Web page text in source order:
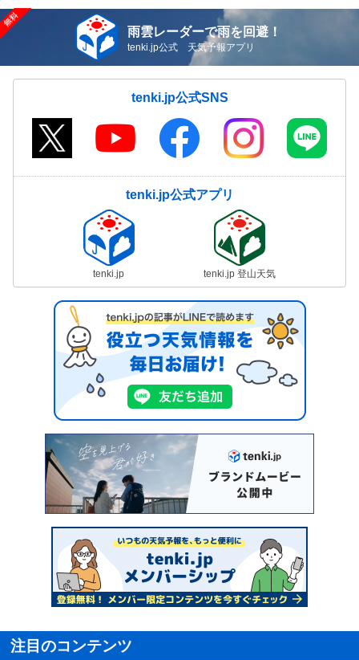
雨雲レーダーで雨を回避！
tenki.jp公式 天気予報アプリ
tenki.jp公式SNS
tenki.jp公式アプリ
tenki.jp tenki.jp 登山天気
注目のコンテンツ